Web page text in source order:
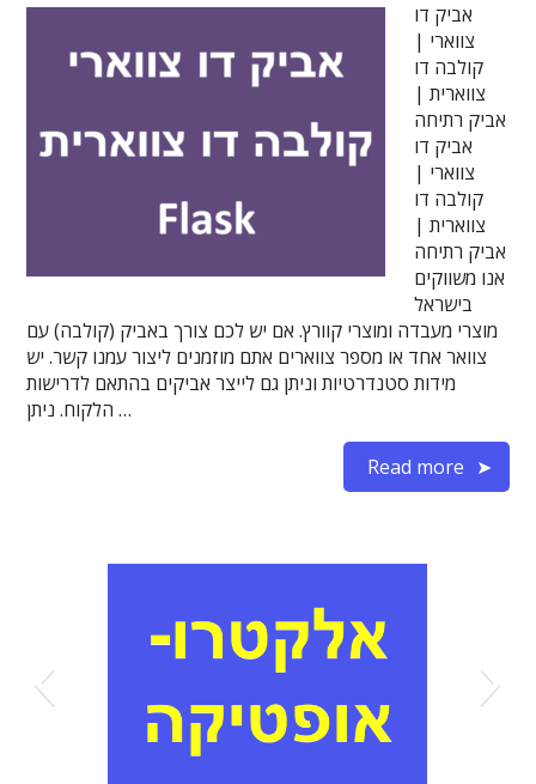
אביק דו
צווארי |
קולבה דו
צווארית |
אביק רתיחה
אביק דו
צווארי |
קולבה דו
צווארית |
אביק רתיחה
אנו משווקים
בישראל
מוצרי מעבדה ומוצרי קוורץ. אם יש לכם צורך באביק (קולבה) עם
צוואר אחד או מספר צווארים אתם מוזמנים ליצור עמנו קשר. יש
מידות סטנדרטיות וניתן גם לייצר אביקים בהתאם לדרישות
הלקוח. ניתן …
Read more